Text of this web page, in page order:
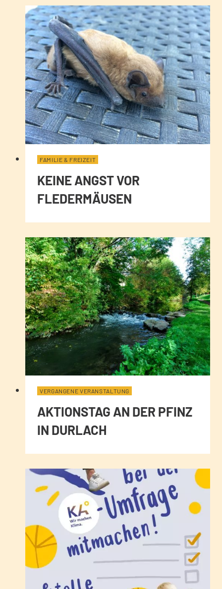
FAMILIE & FREIZEIT
KEINE ANGST VOR
FLEDERMÄUSEN
VERGANGENE VERANSTALTUNG
AKTIONSTAG AN DER PFINZ
IN DURLACH